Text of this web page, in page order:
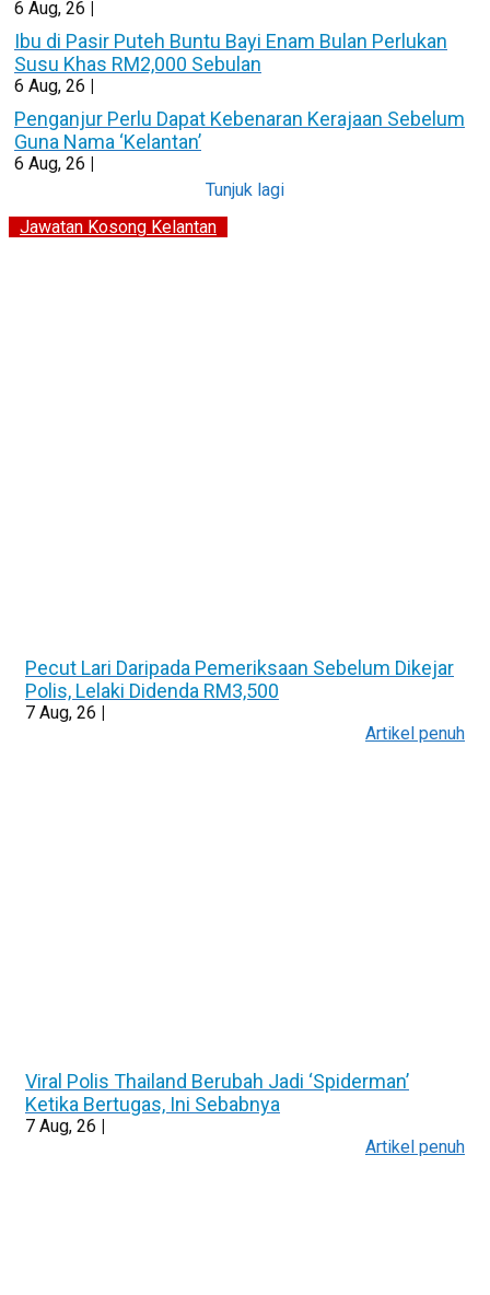
6 Aug, 26 |
Ibu di Pasir Puteh Buntu Bayi Enam Bulan Perlukan
Susu Khas RM2,000 Sebulan
6 Aug, 26 |
Penganjur Perlu Dapat Kebenaran Kerajaan Sebelum
Guna Nama ‘Kelantan’
6 Aug, 26 |
Tunjuk lagi
Jawatan Kosong Kelantan
Pecut Lari Daripada Pemeriksaan Sebelum Dikejar
Polis, Lelaki Didenda RM3,500
7 Aug, 26 |
Artikel penuh
Viral Polis Thailand Berubah Jadi ‘Spiderman’
Ketika Bertugas, Ini Sebabnya
7 Aug, 26
Artikel penuh